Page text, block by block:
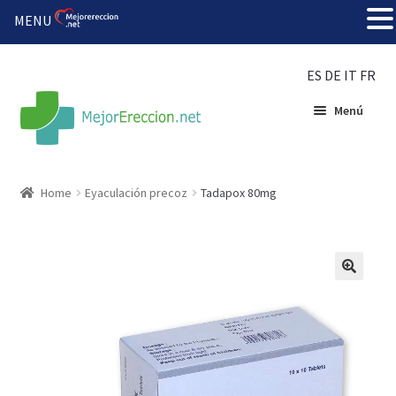
ES DE IT FR
Menú
Home Eyaculación precoz Tadapox 80mg
MENU